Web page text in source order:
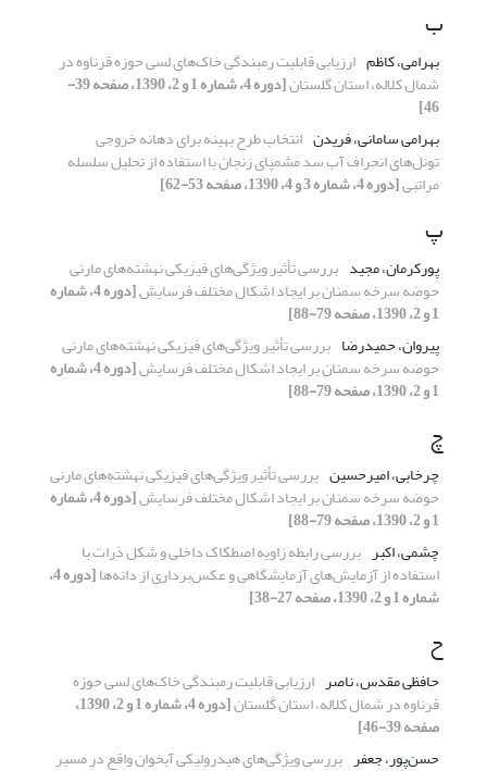
ب
بهرامی، کاظم ارزیابی قابلیت رمبندگی خاک‌های لسی حوزه قرناوه در
شمال کلاله، استان گلستان [دوره 4، شماره 1 و 2، 1390، صفحه 39-
46]
بهرامی سامانی، فریدن انتخاب طرح بهینه برای دهانه خروجی
تونل‌های انحراف آب سد مشمپای زنجان با استفاده از تحلیل سلسله
مراتبی[دوره 4، شماره 3 و 4، 1390، صفحه 53-62]
پ
پورکرمان، مجید بررسی تأثیر ویژگی‌های فیزیکی نهشته‌های مارنی
حوضه سرخه سمنان بر ایجاد اشکال مختلف فرسایش [دوره 4، شماره
1 و 2، 1390، صفحه 79-88]
پیروان، حمیدرضا بررسی تأثیر ویژگی‌های فیزیکی نهشته‌های مارنی
حوضه سرخه سمنان بر ایجاد اشکال مختلف فرسایش [دوره 4، شماره
1 و 2، 1390، صفحه 79-88]
چ
چرخابی، امیرحسین بررسی تأثیر ویژگی‌های فیزیکی نهشته‌های مارنی
حوضه سرخه سمنان بر ایجاد اشکال مختلف فرسایش [دوره 4، شماره
1 و 2، 1390، صفحه 79-88]
چشمی، اکبر بررسی رابطه زاویه اصطکاک داخلی و شکل ذرات با
استفاده از آزمایش‌های آزمایشگاهی و عکس‌برداری از دانه‌ها [دوره 4،
شماره 1 و 2، 1390، صفحه 27-38]
ح
حافظی مقدس، ناصر ارزیابی قابلیت رمبندگی خاک‌های لسی حوزه
قرناوه در شمال کلاله، استان گلستان [دوره 4، شماره 1 و 2، 1390،
صفحه 39-46]
حسن‌پور، جعفر بررسی ویژگی‌های هیدرولیکی آبخوان واقع در مسیر